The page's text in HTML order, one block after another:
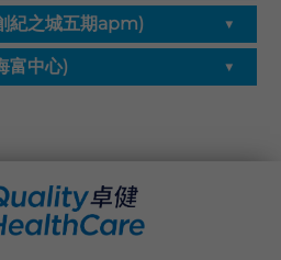
紀之城五期apm) ▼
富中心) ▼